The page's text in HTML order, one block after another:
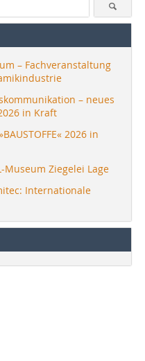
– Fachveranstaltung
– neues
in Kraft
2026 in
Museum Ziegelei Lage
Internationale